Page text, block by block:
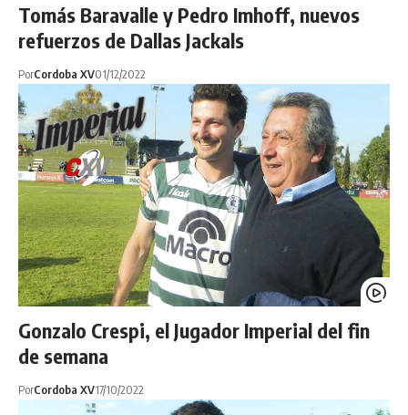
Tomás Baravalle y Pedro Imhoff, nuevos
refuerzos de Dallas Jackals
PorCordoba XV01/12/2022
Gonzalo Crespi, el Jugador Imperial del fin
de semana
PorCordoba XV17/10/2022